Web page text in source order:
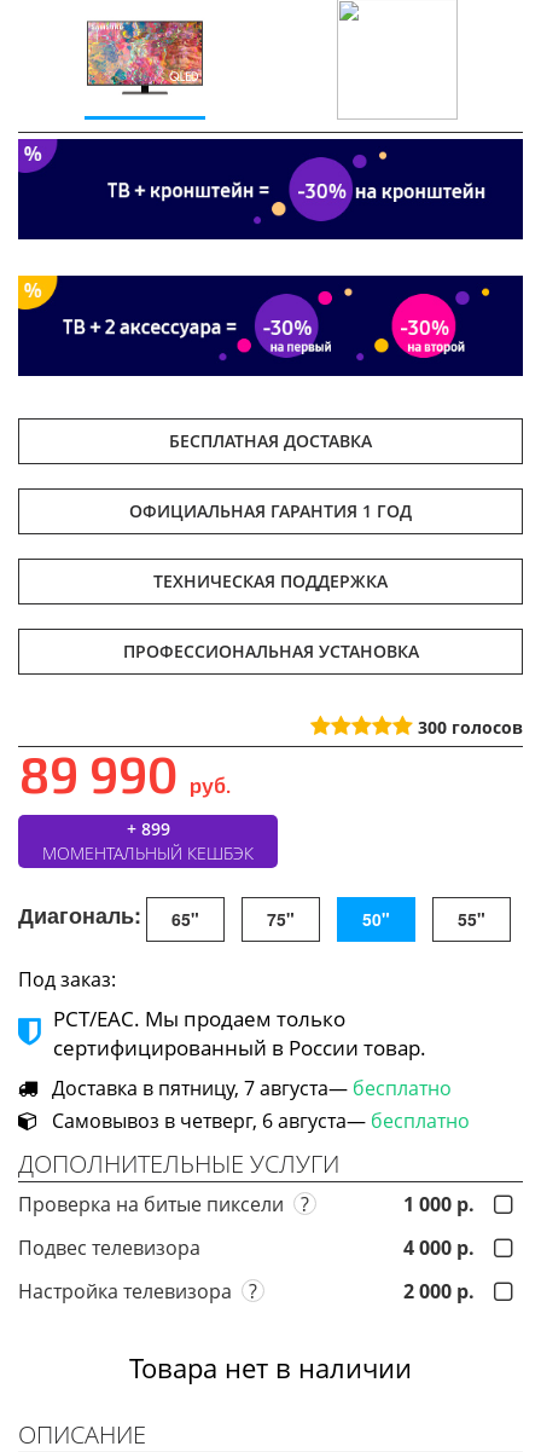
БЕСПЛАТНАЯ ДОСТАВКА
ОФИЦИАЛЬНАЯ ГАРАНТИЯ 1 ГОД
ТЕХНИЧЕСКАЯ ПОДДЕРЖКА
ПРОФЕССИОНАЛЬНАЯ УСТАНОВКА
300 голосов
89 990 руб.
+ 899
МОМЕНТАЛЬНЫЙ КЕШБЭК
Диагональ: 65" 75" 50" 55"
Под заказ:
РСТ/ЕАС. Мы продаем только
сертифицированный в России товар.
Доставка в пятницу, 7 августа— бесплатно
Самовывоз в четверг, 6 августа— бесплатно
ДОПОЛНИТЕЛЬНЫЕ УСЛУГИ
Проверка на битые пиксели ?
1 000 р.
Подвес телевизора
4 000 р.
Настройка телевизора
? 2 000 р.
Товара нет в наличии
ОПИСАНИЕ